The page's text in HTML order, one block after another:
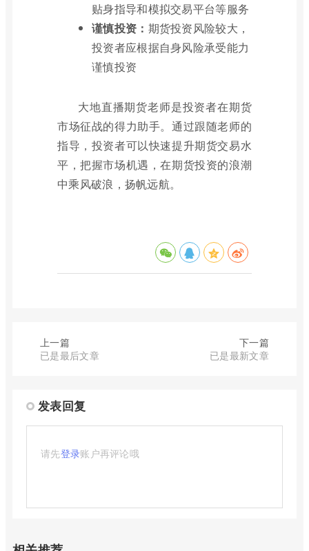
贴身指导和模拟交易平台等服务
谨慎投资： 期货投资风险较大，
投资者应根据自身风险承受能力
谨慎投资
大地直播期货老师是投资者在期货
市场征战的得力助手。通过跟随老师的
指导，投资者可以快速提升期货交易水
平，把握市场机遇，在期货投资的浪潮
中乘风破浪，扬帆远航。
上一篇
已是最后文章
下一篇
已是最新文章
发表回复
请先登录账户再评论哦